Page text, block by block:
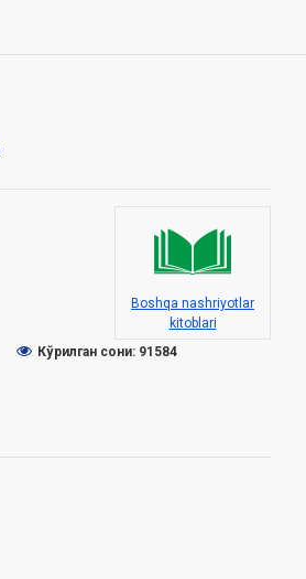
Boshqa nashriyotlar
kitoblari
Кўрилган сони: 91584